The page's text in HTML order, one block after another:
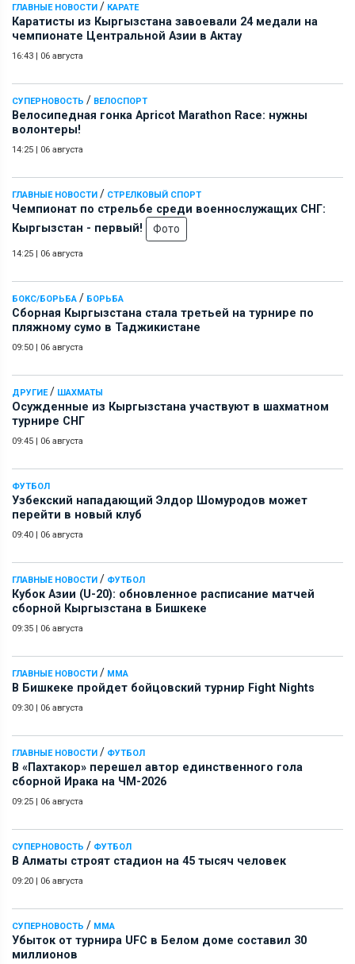
ГЛАВНЫЕ НОВОСТИ / КАРАТЕ
Каратисты из Кыргызстана завоевали 24 медали на
чемпионате Центральной Азии в Актау
16:43 | 06 августа
СУПЕРНОВОСТЬ / ВЕЛОСПОРТ
Велосипедная гонка Apricot Marathon Race: нужны
волонтеры!
14:25 | 06 августа
ГЛАВНЫЕ НОВОСТИ / СТРЕЛКОВЫЙ СПОРТ
Чемпионат по стрельбе среди военнослужащих СНГ:
Кыргызстан - первый!
Фото
14:25 | 06 августа
БОКС/БОРЬБА / БОРЬБА
Сборная Кыргызстана стала третьей на турнире по
пляжному сумо в Таджикистане
09:50 | 06 августа
ДРУГИЕ/ ШАХМАТЫ
Осужденные из Кыргызстана участвуют в шахматном
турнире СНГ
09:45 | 06 августа
ФУТБОЛ
Узбекский нападающий Элдор Шомуродов может
перейти в новый клуб
09:40 | 06 августа
ГЛАВНЫЕ НОВОСТИ / ФУТБОЛ
Кубок Азии (U-20): обновленное расписание матчей
сборной Кыргызстана в Бишкеке
09:35 | 06 августа
ГЛАВНЫЕ НОВОСТИ / ММА
В Бишкеке пройдет бойцовский турнир Fight Nights
09:30 | 06 августа
ГЛАВНЫЕ НОВОСТИ / ФУТБОЛ
В «Пахтакор» перешел автор единственного гола
сборной Ирака на ЧМ-2026
09:25 | 06 августа
СУПЕРНОВОСТЬ / ФУТБОЛ
В Алматы строят стадион на 45 тысяч человек
09:20 | 06 августа
СУПЕРНОВОСТЬ / ММА
Убыток от турнира UFC в Белом доме составил 30
миллионов